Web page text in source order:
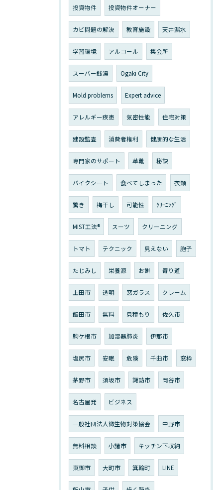
投資物件 投資物件オーナー
カビ問題の解決 教育施設 天井漏水
学習環境 アルコール 集会所
スーパー銭湯 Ogaki City
Mold problems Expert advice
アレルギー疾患 気密性能 住宅対策
建設監査 消費者権利 健康的な生活
専門家のサポート 革靴 秘訣
バイクシート 食べてしまった 衣類
驚き 梅干し 可能性 ｸﾘｰﾆﾝｸﾞ
MIST工法® スーツ クリーニング
トマト テクニック 見えない 胞子
たじみし 栄養源 お餅 寄り道
上田市 透明 窓ガラス クレーム
飯田市 無料 見積もり 佐久市
駒ケ根市 加湿器肺炎 伊那市
塩尻市 安眠 危険 千曲市 窓枠
茅野市 須坂市 諏訪市 岡谷市
名古屋発 ビジネス
一般社団法人微生物対策協会 中野市
無料相談 小諸市 キッチン下収納
東御市 大町市 箕輪町 LINE